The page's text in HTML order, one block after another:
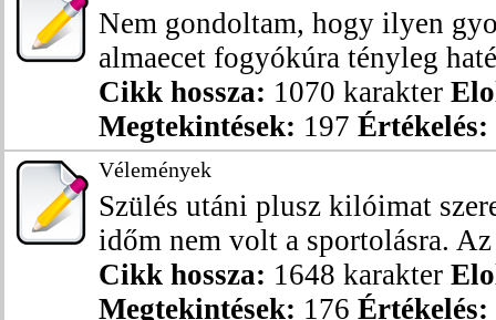
Nem gondoltam, hogy ilyen
almaecet fogyókúra tényleg
Cikk hossza: 1070 karakter
Megtekintések: 197 Értékelés:
Vélemények
Szülés utáni plusz kilóimat
időm nem volt a sportolásra.
Cikk hossza: 1648 karakter
Megtekintések: 176 Értékelés: